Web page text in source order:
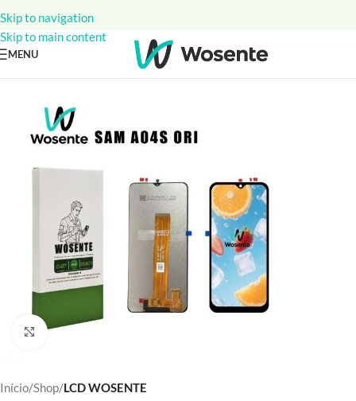
Skip to navigation
Skip to main content
MENU
Click to enlarge
Início Shop LCD WOSENTE